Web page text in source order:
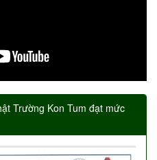
Trường Kon Tum đạt mức